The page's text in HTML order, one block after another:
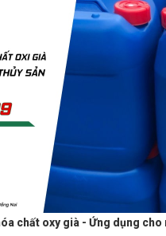
chất oxy già - Ứng dụng